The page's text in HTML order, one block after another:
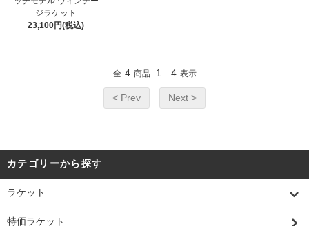
ジラケット
23,100円(税込)
全 4 商品 1 - 4 表示
< Prev Next >
カテゴリーから探す
ラケット
特価ラケット